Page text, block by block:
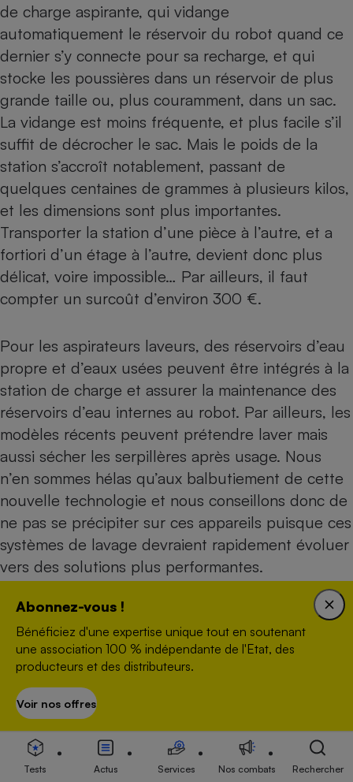
de charge aspirante, qui vidange
automatiquement le réservoir du robot quand ce
dernier s’y connecte pour sa recharge, et qui
stocke les poussières dans un réservoir de plus
grande taille ou, plus couramment, dans un sac.
La vidange est moins fréquente, et plus facile s’il
suffit de décrocher le sac. Mais le poids de la
station s’accroît notablement, passant de
quelques centaines de grammes à plusieurs kilos,
et les dimensions sont plus importantes.
Transporter la station d’une pièce à l’autre, et a
fortiori d’un étage à l’autre, devient donc plus
délicat, voire impossible… Par ailleurs, il faut
compter un surcoût d’environ 300 €.
Pour les aspirateurs laveurs, des réservoirs d’eau
propre et d’eaux usées peuvent être intégrés à la
station de charge et assurer la maintenance des
réservoirs d’eau internes au robot. Par ailleurs, les
modèles récents peuvent prétendre laver mais
aussi sécher les serpillères après usage. Nous
n’en sommes hélas qu’aux balbutiement de cette
nouvelle technologie et nous conseillons donc de
ne pas se précipiter sur ces appareils puisque ces
systèmes de lavage devraient rapidement évoluer
vers des solutions plus performantes.
Attention, une station de charge aspirante ne
dispense pas de nettoyer annuellement le
réservoir interne au robot et surtout son filtre. Elle
permet seulement d’espacer et de limiter sa
fréquence d’entretien. Par ailleurs, la station elle-
même devra être entretenue, à l’image d’un
aspirateur traîneau.
Abonnez-vous !
Bénéficiez d'une expertise unique tout en soutenant
une association 100 % indépendante de l'Etat, des
producteurs et des distributeurs.
Voir nos offres
Tests Actus Services Nos combats Rechercher